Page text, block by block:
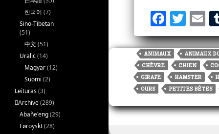
F
a
c
e
b
o
o
T
w
it
te
r
E
m
ai
l
ANIMAUX ANIMAUX
CHÈVRE
CHIEN
GIRAFE
HAMSTER
OURS
PETITES BÊTES
한국어 (7)
Sino-Tibetan
(51)
中文 (51)
Uralic(14)
Magyar(12)
Suomi (2)
Leituras(3)
􏿽Archive(289)
Abañe'eng(29)
Føroyskt(28)